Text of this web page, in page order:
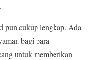
pun cukup lengkap. Ada
bagi para
untuk memberikan